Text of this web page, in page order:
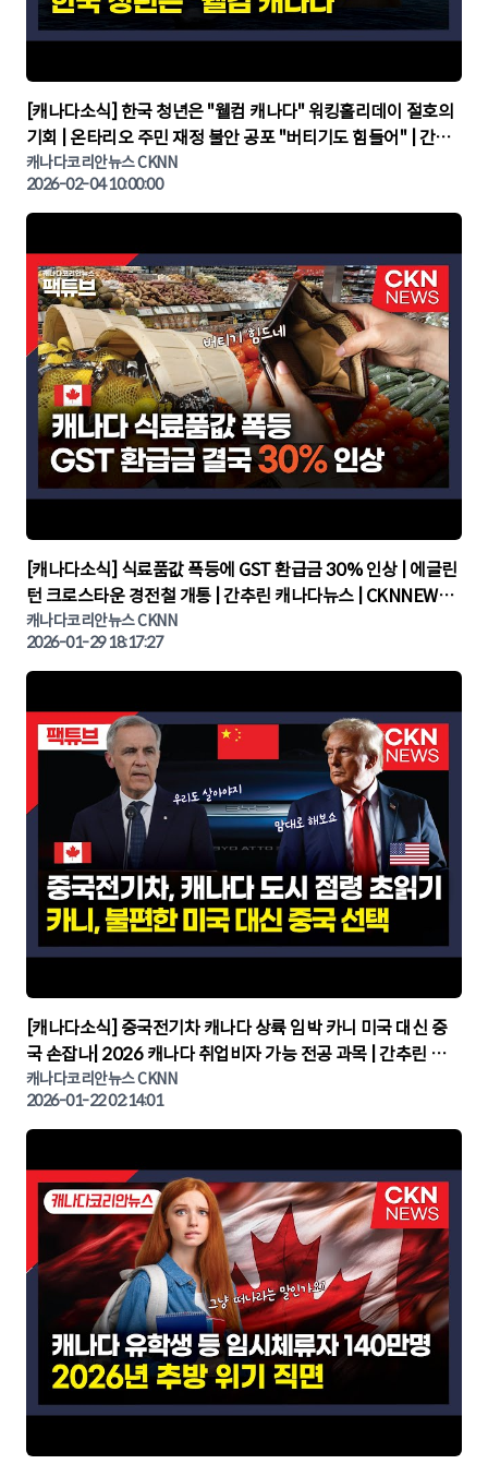
▶
[캐나다소식] 한국 청년은 "웰컴 캐나다" 워킹홀리데이 절호의
기회 | 온타리오 주민 재정 불안 공포 "버티기도 힘들어" | 간추
린 캐나다뉴스 | CKNNEWS, 캐나다코리안뉴스
캐나다코리안뉴스 CKNN
2026-02-04 10:00:00
▶
[캐나다소식] 식료품값 폭등에 GST 환급금 30% 인상 | 에글린
턴 크로스타운 경전철 개통 | 간추린 캐나다뉴스 | CKNNEWS,
캐나다코리안뉴스
캐나다코리안뉴스 CKNN
2026-01-29 18:17:27
▶
[캐나다소식] 중국전기차 캐나다 상륙 임박 카니 미국 대신 중
국 손잡나| 2026 캐나다 취업비자 가능 전공 과목 | 간추린 캐
나다뉴스 | CKNNEWS, 캐나다코리안뉴스
캐나다코리안뉴스 CKNN
2026-01-22 02:14:01